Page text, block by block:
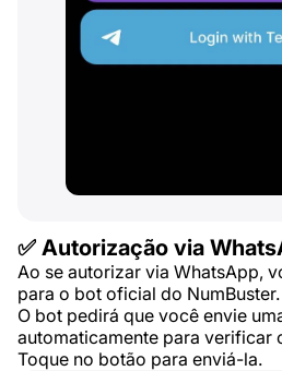
✅ Autorização via
Ao se autorizar via WhatsApp,
para o bot oficial do NumBuster.
O bot pedirá que você envie
automaticamente para verificar
Toque no botão para enviá-la.